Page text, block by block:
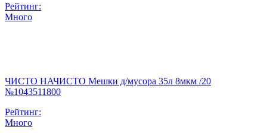
Рейтинг:
Много
ЧИСТО НАЧИСТО Мешки д/мусора 35л 8мкм /20
№1043511800
Рейтинг:
Много